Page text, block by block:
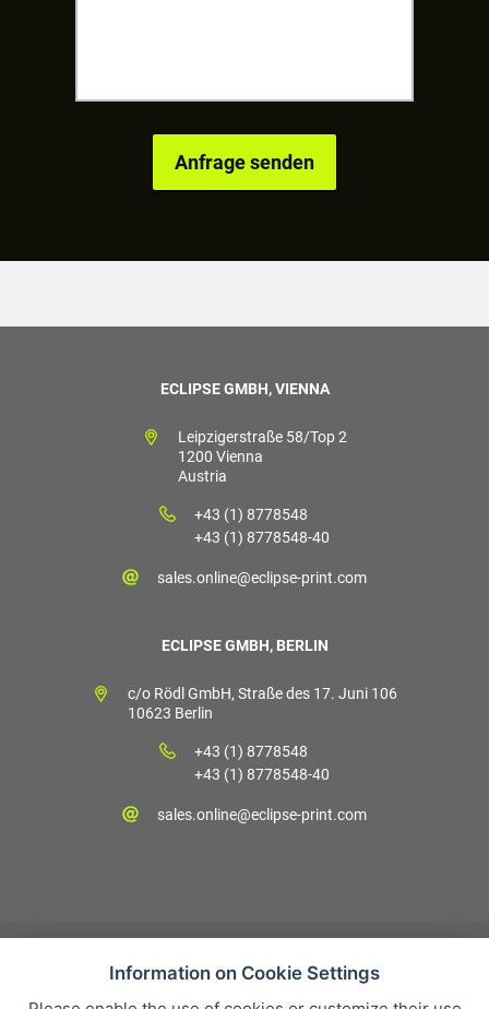
ECLIPSE GMBH, VIENNA
Leipzigerstraße 58/Top 2
1200 Vienna
Austria
+43 (1) 8778548
+43 (1) 8778548-40
sales.online@eclipse-print.com
ECLIPSE GMBH, BERLIN
c/o Rödl GmbH, Straße des 17. Juni 106
10623 Berlin
+43 (1) 8778548
+43 (1) 8778548-40
sales.online@eclipse-print.com
Information on Cookie Settings